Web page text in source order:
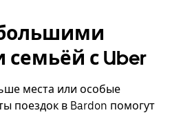
семьёй с Uber
места или особые
поездок в Bardon помогут